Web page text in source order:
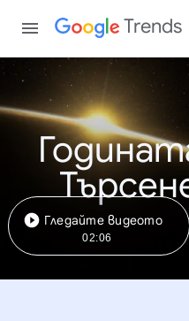
Trends
Гледайте видеото
02:06